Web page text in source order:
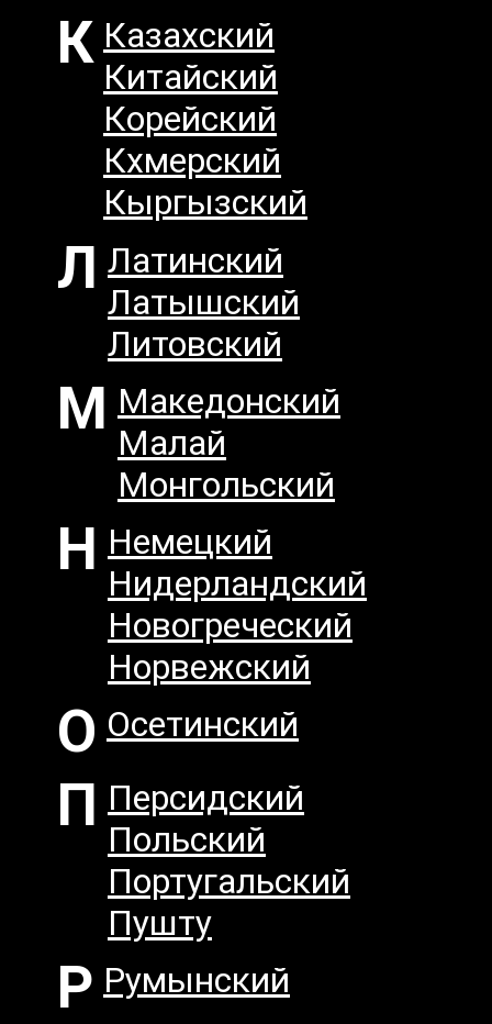
К Казахский
Китайский
Корейский
Кхмерский
Кыргызский
Л Латинский
Латышский
Литовский
М Македонский
Малай
Монгольский
Н Немецкий
Нидерландский
Новогреческий
Норвежский
О Осетинский
П Персидский
Польский
Португальский
Пушту
Р Румынский